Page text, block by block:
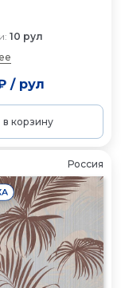
10 рул
/ рул
в корзину
Россия